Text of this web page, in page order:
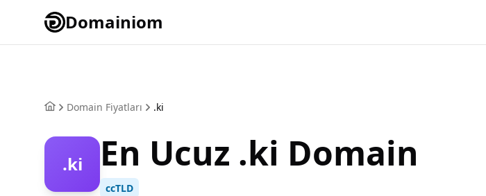
Domainiom
Domain Fiyatları .ki
.ki En Ucuz .ki Domain
ccTLD